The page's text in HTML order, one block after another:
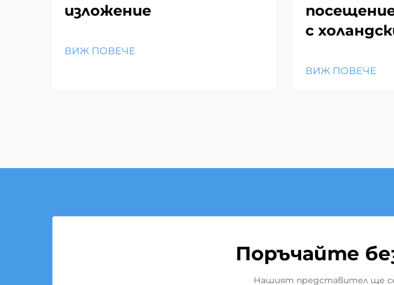
изложение
ВИЖ ПОВЕЧЕ
с
ВИЖ ПОВЕЧЕ
Поръчайте
Нашият представител ще се